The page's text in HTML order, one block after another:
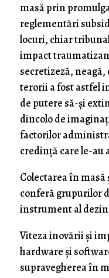
masă prin
reglementări
locuri, chiar
impact
secretizeză,
terorii a fost astfel
de putere să-și
dincolo de
factorilor
credință care le-au
Colectarea în
conferă grupurilor
instrument al
Viteza inovării și
hardware și
supravegherea în